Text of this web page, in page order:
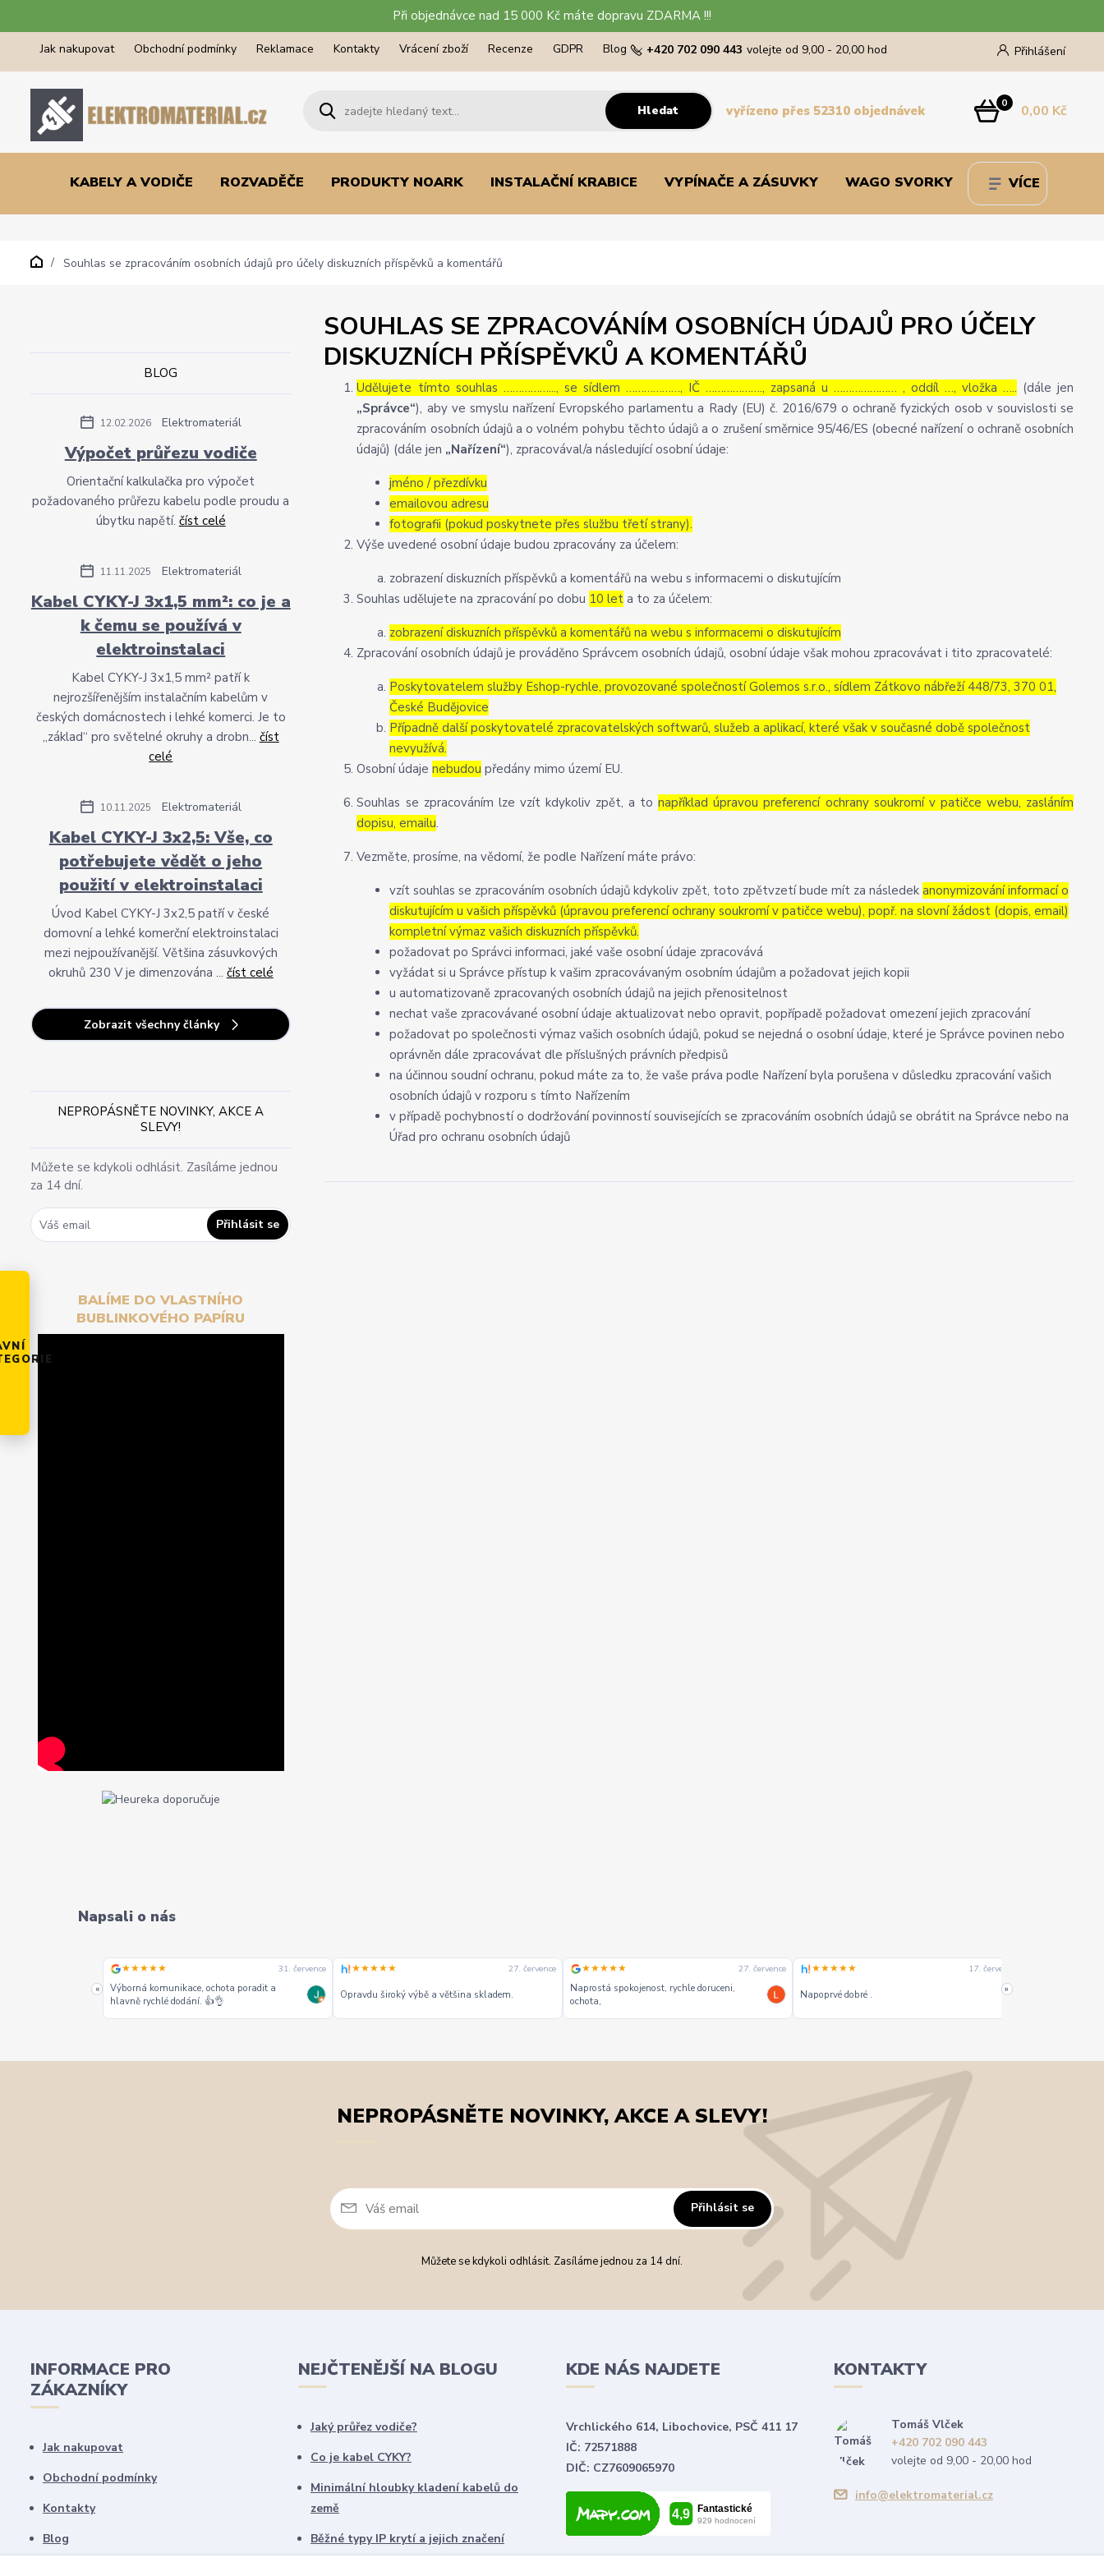
Při objednávce nad 15 000 Kč máte dopravu ZDARMA !!!
Jak nakupovat Obchodní podmínky Reklamace Kontakty Vrácení zboží Recenze GDPR Blog Přihlášení
Hledat
+420 702 090 443 volejte od 9,00 - 20,00 hod
0 0,00 Kč
vyřízeno přes 52310 objednávek
KABELY A VODIČE ROZVADĚČE PRODUKTY NOARK INSTALAČNÍ KRABICE VYPÍNAČE A ZÁSUVKY WAGO SVORKY VÍCE
Souhlas se zpracováním osobních údajů pro účely diskuzních příspěvků a komentářů
BLOG
12.02.2026 Elektromateriál
Výpočet průřezu vodiče
Orientační kalkulačka pro výpočet
požadovaného průřezu kabelu podle proudu a
úbytku napětí. číst celé
11.11.2025 Elektromateriál
Kabel CYKY-J 3x1,5 mm²: co je a
k čemu se používá v
elektroinstalaci
Kabel CYKY-J 3x1,5 mm² patří k
nejrozšířenějším instalačním kabelům v
českých domácnostech i lehké komerci. Je to
„základ“ pro světelné okruhy a drobn... číst
celé
10.11.2025 Elektromateriál
Kabel CYKY-J 3x2,5: Vše, co
potřebujete vědět o jeho
použití v elektroinstalaci
Úvod Kabel CYKY-J 3x2,5 patří v české
domovní a lehké komerční elektroinstalaci
mezi nejpoužívanější. Většina zásuvkových
okruhů 230 V je dimenzována ... číst celé
Zobrazit všechny články
NEPROPÁSNĚTE NOVINKY, AKCE A
SLEVY!
Můžete se kdykoli odhlásit. Zasíláme jednou
za 14 dní.
Přihlásit se
BALÍME DO VLASTNÍHO
BUBLINKOVÉHO PAPÍRU
SOUHLAS SE ZPRACOVÁNÍM OSOBNÍCH ÚDAJŮ PRO ÚČELY
DISKUZNÍCH PŘÍSPĚVKŮ A KOMENTÁŘŮ
Udělujete tímto souhlas ……………..., se sídlem ………………, IČ ………………., zapsaná u ………………… , oddíl …, vložka ….. (dále jen
„Správce“), aby ve smyslu nařízení Evropského parlamentu a Rady (EU) č. 2016/679 o ochraně fyzických osob v souvislosti se
zpracováním osobních údajů a o volném pohybu těchto údajů a o zrušení směrnice 95/46/ES (obecné nařízení o ochraně osobních
údajů) (dále jen „Nařízení“), zpracovával/a následující osobní údaje:
jméno / přezdívku
emailovou adresu
fotografii (pokud poskytnete přes službu třetí strany).
Výše uvedené osobní údaje budou zpracovány za účelem:
zobrazení diskuzních příspěvků a komentářů na webu s informacemi o diskutujícím
Souhlas udělujete na zpracování po dobu 10 let a to za účelem:
zobrazení diskuzních příspěvků a komentářů na webu s informacemi o diskutujícím
Zpracování osobních údajů je prováděno Správcem osobních údajů, osobní údaje však mohou zpracovávat i tito zpracovatelé:
Poskytovatelem služby Eshop-rychle, provozované společností Golemos s.r.o., sídlem Zátkovo nábřeží 448/73, 370 01,
České Budějovice
Případně další poskytovatelé zpracovatelských softwarů, služeb a aplikací, které však v současné době společnost
nevyužívá.
Osobní údajenebudou předány mimo území EU.
Souhlas se zpracováním lze vzít kdykoliv zpět, a tonapříklad úpravou preferencí ochrany soukromí v patičce webu, zasláním
dopisu, emailu.
Vezměte, prosíme, na vědomí, že podle Nařízení máte právo:
vzít souhlas se zpracováním osobních údajů kdykoliv zpět, toto zpětvzetí bude mít za následekanonymizování informací o
diskutujícím u vašich příspěvků (úpravou preferencí ochrany soukromí v patičce webu), popř. na slovní žádost (dopis, email)
kompletní výmaz vašich diskuzních příspěvků.
požadovat po Správci informaci, jaké vaše osobní údaje zpracovává
vyžádat si u Správce přístup k vašim zpracovávaným osobním údajům a požadovat jejich kopii
u automatizovaně zpracovaných osobních údajů na jejich přenositelnost
nechat vaše zpracovávané osobní údaje aktualizovat nebo opravit, popřípadě požadovat omezení jejich zpracování
požadovat po společnosti výmaz vašich osobních údajů, pokud se nejedná o osobní údaje, které je Správce povinen nebo
oprávněn dále zpracovávat dle příslušných právních předpisů
na účinnou soudní ochranu, pokud máte za to, že vaše práva podle Nařízení byla porušena v důsledku zpracování vašich
osobních údajů v rozporu s tímto Nařízením
v případě pochybností o dodržování povinností souvisejících se zpracováním osobních údajů se obrátit na Správce nebo na
Úřad pro ochranu osobních údajů
Napsali o nás
«
★★★★★ 31. července
Výborná komunikace, ochota poradit a
hlavně rychlé dodání. 👍👌
★★★★★ 27. července
Opravdu široký výbě a většina skladem.
★★★★★ 27. července
Naprostá spokojenost, rychle doruceni,
ochota,
★★★★★ 17. července
Napoprvé dobré . »
NEPROPÁSNĚTE NOVINKY, AKCE A SLEVY!
Přihlásit se
Můžete se kdykoli odhlásit. Zasíláme jednou za 14 dní.
INFORMACE PRO
ZÁKAZNÍKY
Jak nakupovat
Obchodní podmínky
Kontakty
Blog
NEJČTENĚJŠÍ NA BLOGU
Jaký průřez vodiče?
Co je kabel CYKY?
Minimální hloubky kladení kabelů do
země
Běžné typy IP krytí a jejich značení
KDE NÁS NAJDETE
Vrchlického 614, Libochovice, PSČ 411 17
IČ: 72571888
DIČ: CZ7609065970
KONTAKTY
Tomáš Vlček
+420 702 090 443
volejte od 9,00 - 20,00 hod
info@elektromaterial.cz